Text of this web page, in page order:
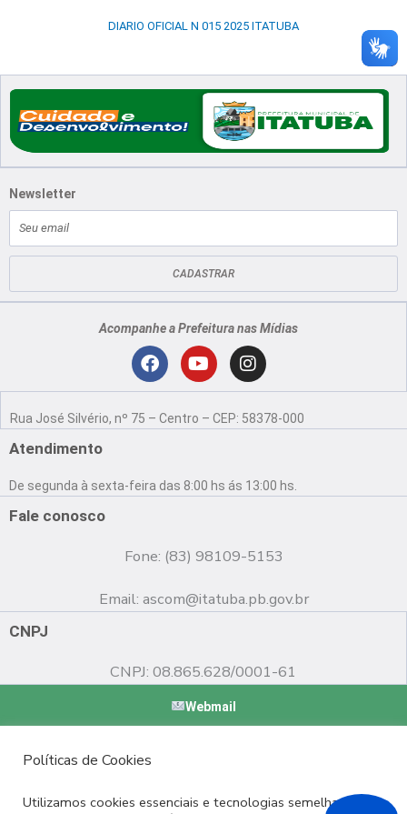
DIARIO OFICIAL N 015 2025 ITATUBA
Newsletter
mail
CADASTRAR
Acompanhe a Prefeitura nas Mídias
F
c
o
o
Y
u
b
e
I
n
s
g
r
Rua José Silvério, nº 75 – Centro – CEP: 58378-000
Atendimento
De segunda à sexta-feira das 8:00 hs ás 13:00 hs.
Fale conosco
Fone: (83) 98109-5153
Email: ascom@itatuba.pb.gov.br
CNPJ
CNPJ: 08.865.628/0001-61
Webmail
Políticas de Cookies
Utilizamos cookies essenciais e tecnologias semelhantes de